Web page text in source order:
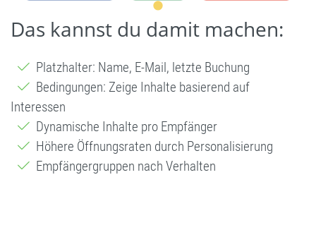
Das kannst du damit machen:
Platzhalter: Name, E-Mail, letzte Buchung
Bedingungen: Zeige Inhalte basierend auf
Interessen
Dynamische Inhalte pro Empfänger
Höhere Öffnungsraten durch Personalisierung
Empfängergruppen nach Verhalten